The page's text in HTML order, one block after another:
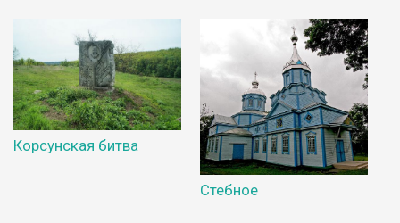
Корсунская битва
Стебное